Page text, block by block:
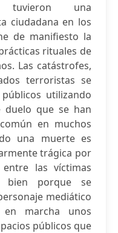
tuvieron una
ciudadana en los
de manifiesto la
rituales de
Las catástrofes,
terroristas se
utilizando
que se han
en muchos
una muerte es
trágica por
las víctimas
bien porque se
mediático
marcha unos
públicos que